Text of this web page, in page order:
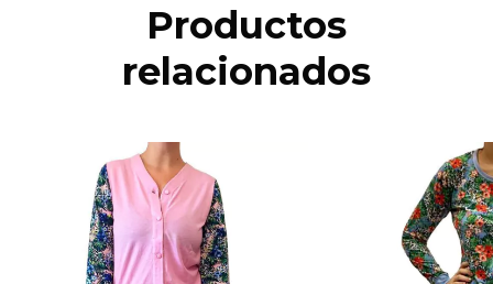
Productos
relacionados